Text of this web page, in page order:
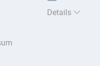
Details